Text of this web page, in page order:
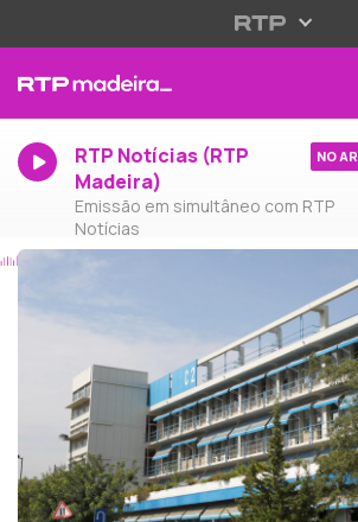
RTP Notícias (RTP
Madeira)
Emissão em simultâneo com RTP
Notícias
NO AR